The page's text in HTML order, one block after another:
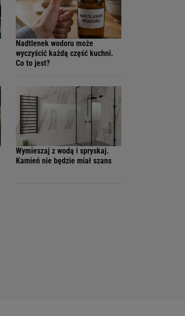
Nadtlenek wodoru może
wyczyścić każdą część kuchni.
Co to jest?
Wymieszaj z wodą i spryskaj.
Kamień nie będzie miał szans